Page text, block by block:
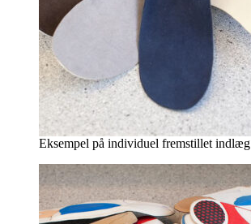
Eksempel på individuel fremstillet indlæg